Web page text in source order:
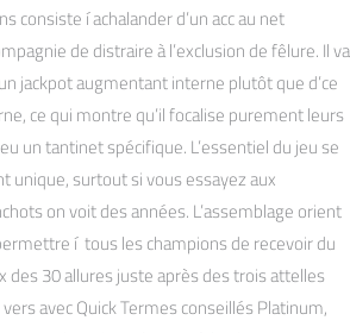
consiste í achalander d’un acc au net
de distraire à l’exclusion de fêlure. Il va
jackpot augmentant interne plutôt que d’ce
ce qui montre qu’il focalise purement leurs
un tantinet spécifique. L’essentiel du jeu se
surtout si vous essayez aux
on voit des années. L’assemblage orient
í tous les champions de recevoir du
des 30 allures juste après des trois attelles
avec Quick Termes conseillés Platinum,